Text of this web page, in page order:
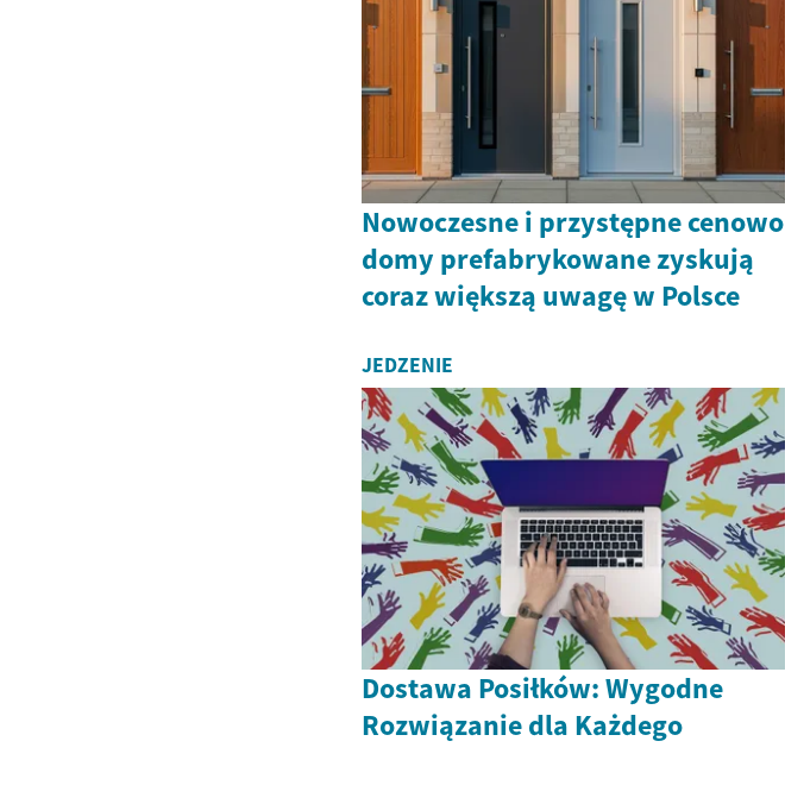
Nowoczesne i przystępne cenowo
domy prefabrykowane zyskują
coraz większą uwagę w Polsce
JEDZENIE
Dostawa Posiłków: Wygodne
Rozwiązanie dla Każdego